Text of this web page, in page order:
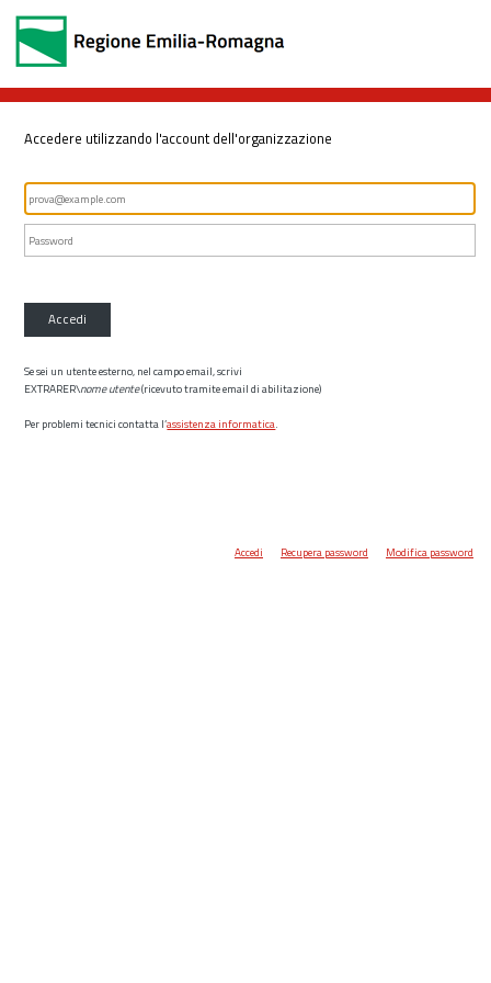
Accedere utilizzando l'account dell'organizzazione
Accedi
Se sei un utente esterno, nel campo email, scrivi
EXTRARER\nome utente(ricevuto tramite email di abilitazione)
Per problemi tecnici contatta l’assistenza informatica.
Accedi Recupera password Modifica password